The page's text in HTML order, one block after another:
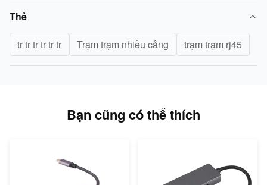
Thẻ
tr tr tr tr tr tr Trạm trạm nhiều cảng trạm trạm rj45
Bạn cũng có thể thích